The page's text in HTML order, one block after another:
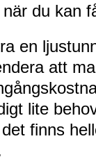
du kan
en
att
lite
finns